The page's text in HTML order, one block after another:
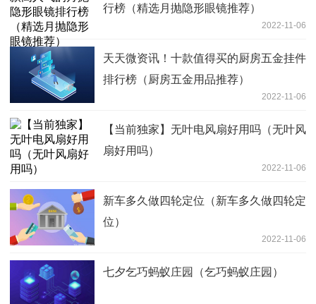
行榜（精选月抛隐形眼镜推荐）
2022-11-06
天天微资讯！十款值得买的厨房五金挂件
排行榜（厨房五金用品推荐）
2022-11-06
【当前独家】无叶电风扇好用吗（无叶风
扇好用吗）
2022-11-06
新车多久做四轮定位（新车多久做四轮定
位）
2022-11-06
七夕乞巧蚂蚁庄园（乞巧蚂蚁庄园）